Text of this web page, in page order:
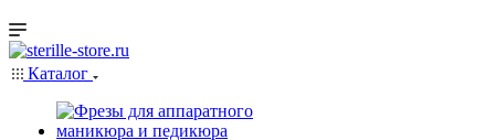
Каталог